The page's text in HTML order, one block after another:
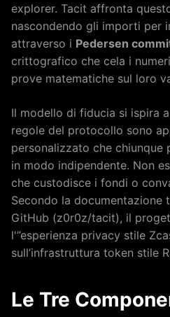
explorer. Tacit affronta
nascondendo gli importi per
attraverso i Pedersen
crittografico che cela i
prove matematiche sul loro
Il modello di fiducia si ispira
regole del protocollo sono
personalizzato che chiunque
in modo indipendente. Non
che custodisce i fondi o
Secondo la documentazione
GitHub (z0r0z/tacit), il
l'”esperienza privacy stile
sull’infrastruttura token stile
Le Tre